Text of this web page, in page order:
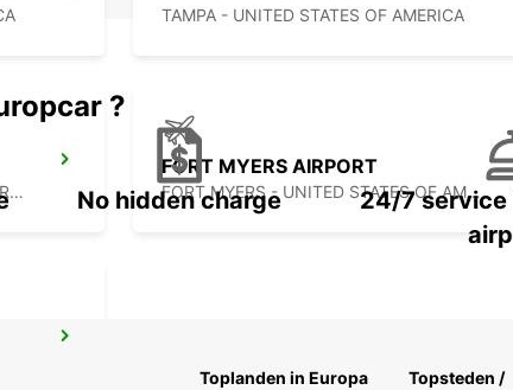
TAMPA - UNITED STATES OF AMERICA
ORLANDO - UNITED STATES OF AMERICA
FORT MYERS AIRPORT
FORT MYERS - UNITED STATES OF AMERICA
?
No hidden charge
24/7 service
Toplanden in Europa
Topsteden /